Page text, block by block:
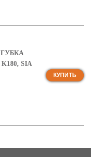
SIA
КУПИТЬ